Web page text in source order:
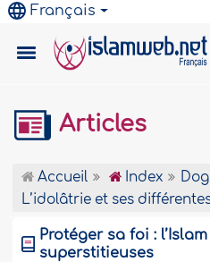
Français
Articles
Accueil Index
L’idolâtrie et ses
Protéger sa foi :
superstitieuses